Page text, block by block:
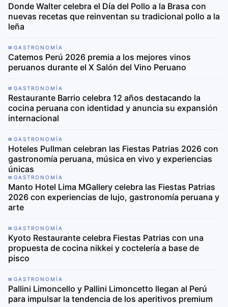
Donde Walter celebra el Día del Pollo a la Brasa con
nuevas recetas que reinventan su tradicional pollo a la
leña
GASTRONOMÍA
Catemos Perú 2026 premia a los mejores vinos
peruanos durante el X Salón del Vino Peruano
GASTRONOMÍA
Restaurante Barrio celebra 12 años destacando la
cocina peruana con identidad y anuncia su expansión
internacional
GASTRONOMÍA
Hoteles Pullman celebran las Fiestas Patrias 2026 con
gastronomía peruana, música en vivo y experiencias
únicas
GASTRONOMÍA
Manto Hotel Lima MGallery celebra las Fiestas Patrias
2026 con experiencias de lujo, gastronomía peruana y
arte
GASTRONOMÍA
Kyoto Restaurante celebra Fiestas Patrias con una
propuesta de cocina nikkei y coctelería a base de
pisco
GASTRONOMÍA
Pallini Limoncello y Pallini Limoncetto llegan al Perú
para impulsar la tendencia de los aperitivos premium